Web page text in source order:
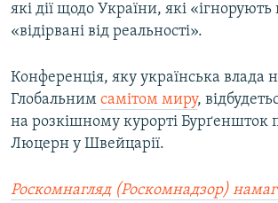
які дії щодо України, які «ігнорують
«відірвані від реальності».
Конференція, яку українська влада
Глобальним самітом миру,
на розкішному курорті Бурґеншток
Люцерн у Швейцарії.
Роскомнагляд (Роскомнадзор)